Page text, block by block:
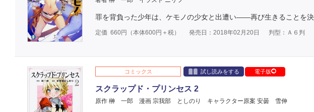
罪を背負った少年は、ケモノの少女と出遭い――再び生きることを
定価 660円（本体600円＋税） 発売日：2018年02月20日 判型：Ａ６判
コミックス 試し読みをする 電子版
スクラップド・プリンセス 2
原作 榊 一郎 漫画 宗我部 としのり キャラクター原案 安曇 雪伸